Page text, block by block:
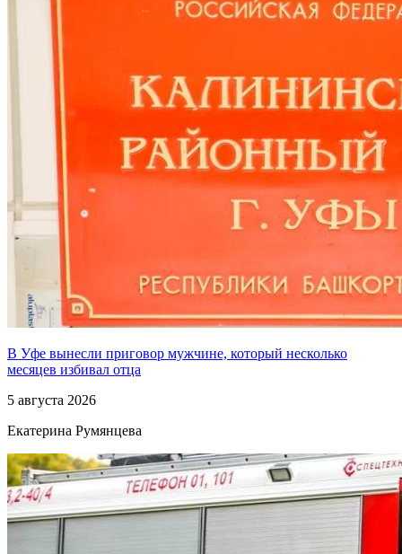
В Уфе вынесли приговор мужчине, который несколько
месяцев избивал отца
5 августа 2026
Екатерина Румянцева